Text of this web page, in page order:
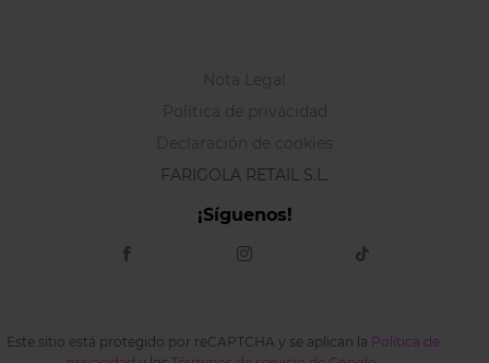
Nota Legal
Política de privacidad
Declaración de cookies
FARIGOLA RETAIL S.L.
¡Síguenos!
Este sitio está protegido por reCAPTCHA y se aplican la Política de